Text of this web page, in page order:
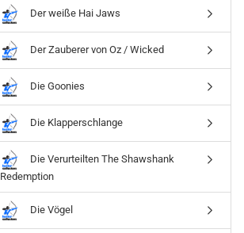
Der weiße Hai Jaws
Der Zauberer von Oz / Wicked
Die Goonies
Die Klapperschlange
Die Verurteilten The Shawshank
Redemption
Die Vögel